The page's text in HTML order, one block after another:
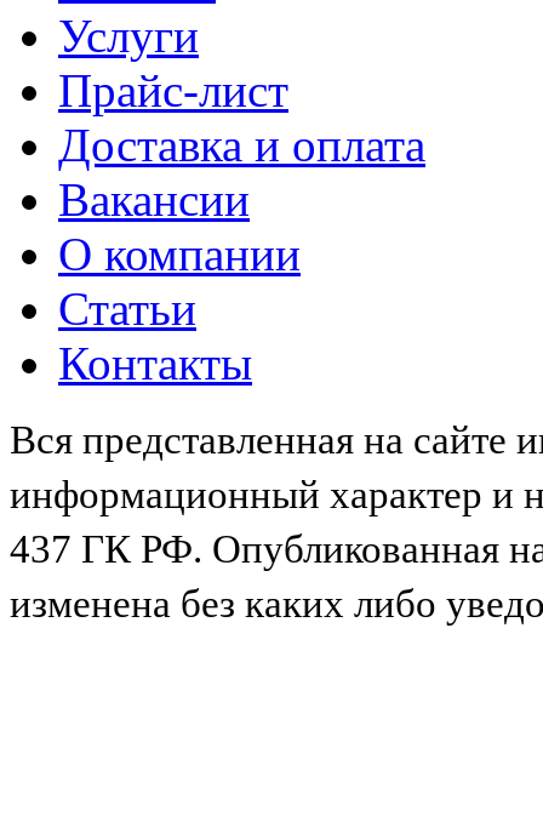
Услуги
Прайс-лист
Доставка и оплата
Вакансии
О компании
Статьи
Контакты
Вся представленная на сайте
информационный характер и
437 ГК РФ. Опубликованная
изменена без каких либо